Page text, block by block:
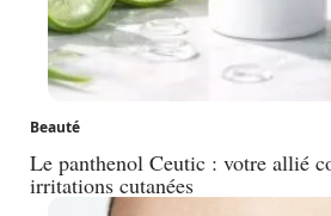
Beauté
Le panthenol Ceutic : votre allié
irritations cutanées